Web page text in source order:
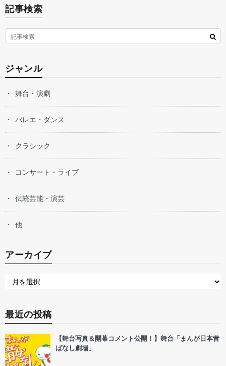
記事検索
ジャンル
舞台・演劇
バレエ・ダンス
クラシック
コンサート・ライブ
伝統芸能・演芸
他
アーカイブ
最近の投稿
【舞台写真＆開幕コメント公開！】舞台「まんが日本昔
ばなし劇場」